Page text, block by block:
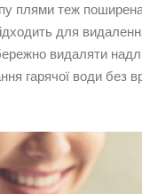
плями теж
для
видаляти
гарячої води без